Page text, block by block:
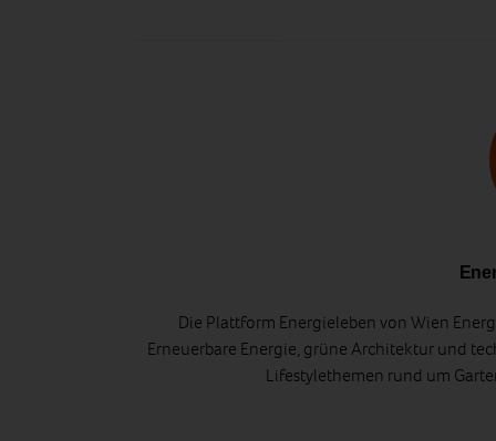
Die Plattform Energieleben von Wien
Erneuerbare Energie, grüne Architektur und
Lifestylethemen rund um